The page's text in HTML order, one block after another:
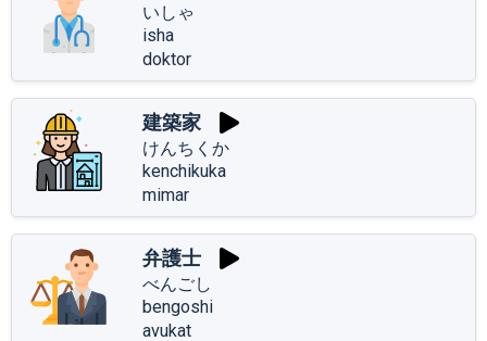
いしゃ
isha
doktor
建築家
けんちくか
kenchikuka
mimar
弁護士
べんごし
bengoshi
avukat